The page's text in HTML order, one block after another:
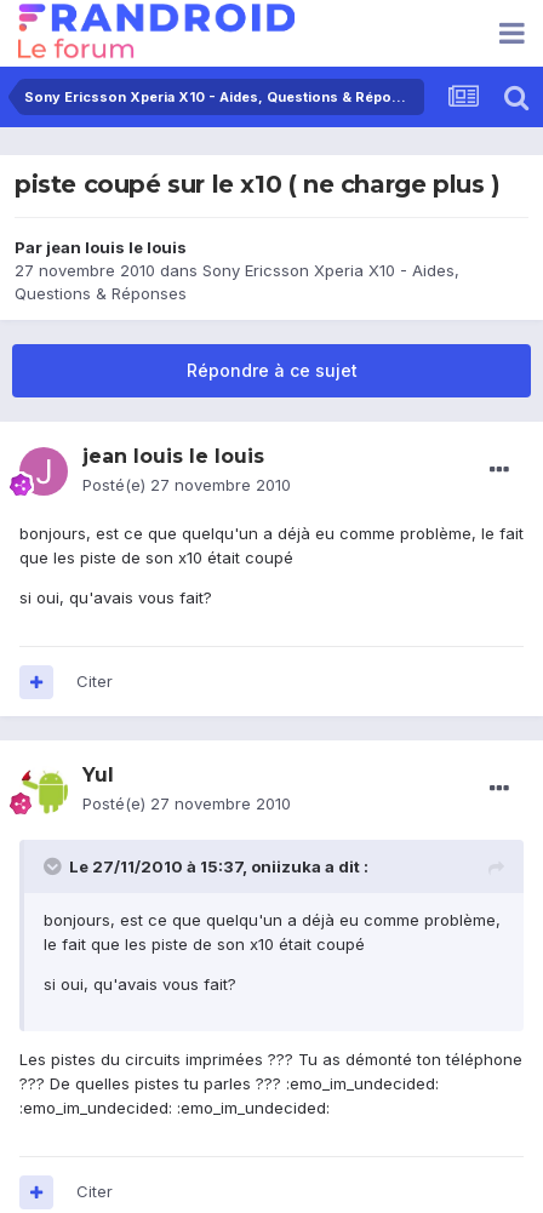
Sony Ericsson Xperia X10 - Aides, Questions & Réponses
piste coupé sur le x10 ( ne charge plus )
Par jean louis le louis
27 novembre 2010 dans Sony Ericsson Xperia X10 - Aides,
Questions & Réponses
Répondre à ce sujet
jean louis le louis
Posté(e) 27 novembre 2010
bonjours, est ce que quelqu'un a déjà eu comme problème, le fait
que les piste de son x10 était coupé
si oui, qu'avais vous fait?
Citer
Yul
Posté(e) 27 novembre 2010
Le 27/11/2010 à 15:37, oniizuka a dit :
bonjours, est ce que quelqu'un a déjà eu comme problème,
le fait que les piste de son x10 était coupé
si oui, qu'avais vous fait?
Les pistes du circuits imprimées ??? Tu as démonté ton téléphone
??? De quelles pistes tu parles ??? :emo_im_undecided:
:emo_im_undecided: :emo_im_undecided:
Citer